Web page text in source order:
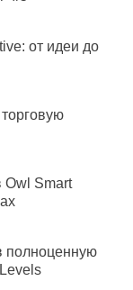
от идеи до
Owl Smart
полноценную